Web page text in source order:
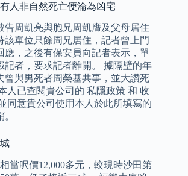
人非自然死亡便淪為凶宅
告周凱亮與胞兄周凱膺及父母居住
該單位只餘周兄居住，記者曾上門
應，之後有保安員向記者表示，單
記者，要求記者離開。 據隔壁的年
曾與男死者周榮基共事，並大讚死
人已查閱貴公司的 私隱政策 和 收
同意貴公司使用本人於此所填寫的
當呎價12,000多元，較現時沙田第